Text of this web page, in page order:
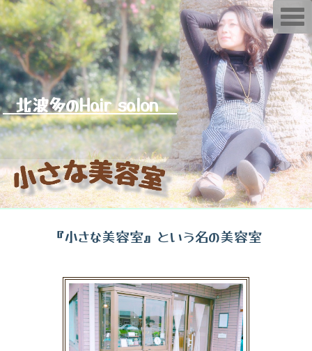
北波多のHair salon
『小さな美容室』という名の美容室
T
o
g
g
l
e
n
a
v
g
a
t
i
o
n